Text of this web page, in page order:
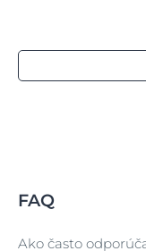
FAQ
Ako často